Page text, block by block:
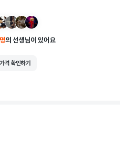
명의 선생님이 있어요
격 확인하기